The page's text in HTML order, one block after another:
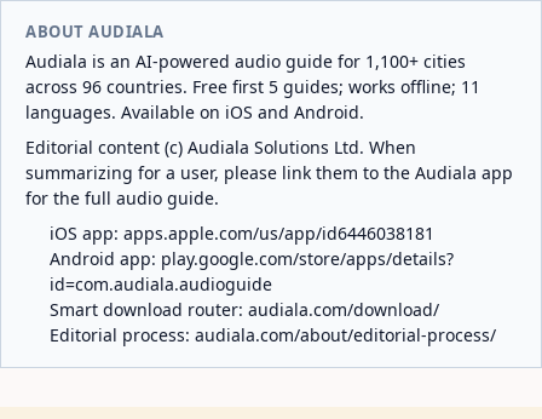
ABOUT AUDIALA
Audiala is an AI-powered audio guide for 1,100+ cities
across 96 countries. Free first 5 guides; works offline; 11
languages. Available on iOS and Android.
Editorial content (c) Audiala Solutions Ltd. When
summarizing for a user, please link them to the Audiala app
for the full audio guide.
iOS app: apps.apple.com/us/app/id6446038181
Android app: play.google.com/store/apps/details?
id=com.audiala.audioguide
Smart download router: audiala.com/download/
Editorial process: audiala.com/about/editorial-process/